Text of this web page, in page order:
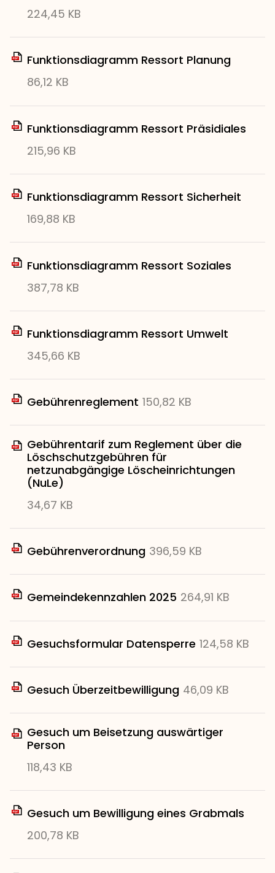
224,45 KB
Funktionsdiagramm Ressort Planung
86,12 KB
Funktionsdiagramm Ressort Präsidiales
215,96 KB
Funktionsdiagramm Ressort Sicherheit
169,88 KB
Funktionsdiagramm Ressort Soziales
387,78 KB
Funktionsdiagramm Ressort Umwelt
345,66 KB
Gebührenreglement 150,82 KB
Gebührentarif zum Reglement über die
Löschschutzgebühren für
netzunabgängige Löscheinrichtungen
(NuLe)
34,67 KB
Gebührenverordnung 396,59 KB
Gemeindekennzahlen 2025 264,91 KB
Gesuchsformular Datensperre 124,58 KB
Gesuch Überzeitbewilligung 46,09 KB
Gesuch um Beisetzung auswärtiger
Person
118,43 KB
Gesuch um Bewilligung eines Grabmals
200,78 KB